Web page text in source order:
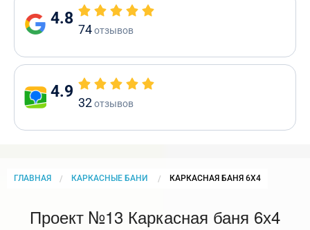
4.8
74отзывов
4.9
32отзывов
ГЛАВНАЯ КАРКАСНЫЕ БАНИ CURRENT:
КАРКАСНАЯ БАНЯ 6Х4
Проект №13 Каркасная баня 6х4